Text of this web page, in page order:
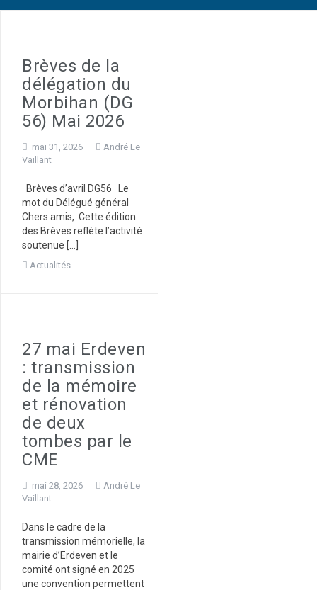
Brèves de la
délégation du
Morbihan (DG
56) Mai 2026
mai 31, 2026
André Le
Vaillant
Brèves d’avril DG56 Le
mot du Délégué général
Chers amis, Cette édition
des Brèves reflète l’activité
soutenue […]
Actualités
27 mai Erdeven
: transmission
de la mémoire
et rénovation
de deux
tombes par le
CME
mai 28, 2026
André Le
Vaillant
Dans le cadre de la
transmission mémorielle, la
mairie d’Erdeven et le
comité ont signé en 2025
une convention permettent